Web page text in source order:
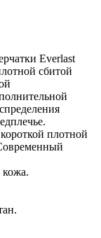
Everlast
сбитой
плотной
кожа.